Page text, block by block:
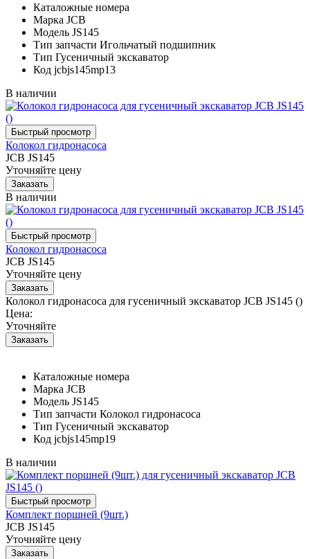
Каталожные номера
Марка JCB
Модель JS145
Тип запчасти Игольчатый подшипник
Тип Гусеничный экскаватор
Код jcbjs145mp13
В наличии
Колокол гидронасоса
JCB JS145
Уточняйте цену
В наличии
Колокол гидронасоса
JCB JS145
Уточняйте цену
Колокол гидронасоса для гусеничный экскаватор JCB JS145 ()
Цена:
Уточняйте
Каталожные номера
Марка JCB
Модель JS145
Тип запчасти Колокол гидронасоса
Тип Гусеничный экскаватор
Код jcbjs145mp19
В наличии
Комплект поршней (9шт.)
JCB JS145
Уточняйте цену